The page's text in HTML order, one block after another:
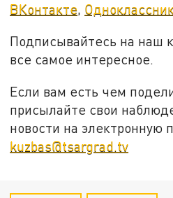
ВКонтакте,
Подписывайтесь на наш
все самое интересное.
Если вам есть чем
присылайте свои
новости на электронную
kuzbas@tsargrad.tv